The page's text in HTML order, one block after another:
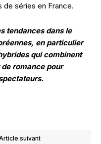
de séries en France.
tendances dans le
en particulier
qui combinent
romance pour
suivant